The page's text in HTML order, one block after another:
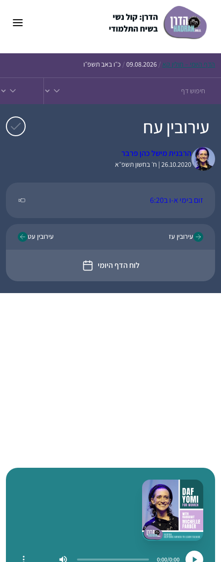
הדף היומי – חולין קא/
09.08.2026
/ כ״ו באב תשפ״ו
עירובין עח
הרבנית מישל כהן פרבר
26.10.2020 | ח׳ בחשון תשפ״א
זום בימי א-ו ב6:20
עירובין עז
לוח הדף היומי
עירובין עט
0:00
0:00